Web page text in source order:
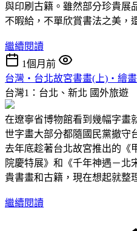
與印刷古籍。雖然部分珍貴展
不暇給，不單欣賞書法之美，
繼續閱讀
1個月前
台灣‧台北故宮書畫(上)‧繪畫
台灣1：台北、新北 國外旅遊
在遼寧省博物館看到幾幅字畫
世字畫大部分都隨國民黨撤守
去年底趁著台北故宮推出的《
院慶特展》和《千年神遇－北
貴書畫和古籍，現在想起就整
繼續閱讀